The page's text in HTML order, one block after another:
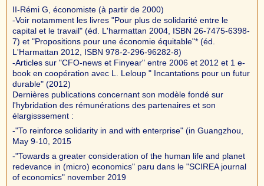
II-Rémi G, économiste (à partir de 2000)
-Voir notamment les livres "Pour plus de solidarité entre le
capital et le travail" (éd. L'harmattan 2004, ISBN 26-7475-6398-
7) et "Propositions pour une économie équitable"* (éd.
L'Harmattan 2012, ISBN 978-2-296-96282-8)
-Articles sur "CFO-news et Finyear" entre 2006 et 2012 et 1 e-
book en coopération avec L. Leloup " Incantations pour un futur
durable" (2012)
Dernières publications concernant son modèle fondé sur
l'hybridation des rémunérations des partenaires et son
élargisssement :
-"To reinforce solidarity in and with enterprise" (in Guangzhou,
May 9-10, 2015
-"Towards a greater consideration of the human life and planet
redevance in (micro) economics" paru dans le "SCIREA journal
of economics" november 2019